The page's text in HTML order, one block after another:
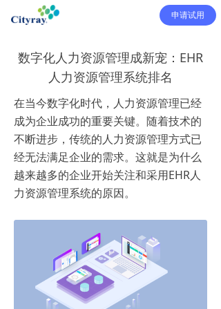
申请试用
数字化人力资源管理成新宠：EHR
人力资源管理系统排名
在当今数字化时代，人力资源管理已经
成为企业成功的重要关键。随着技术的
不断进步，传统的人力资源管理方式已
经无法满足企业的需求。这就是为什么
越来越多的企业开始关注和采用EHR人
力资源管理系统的原因。